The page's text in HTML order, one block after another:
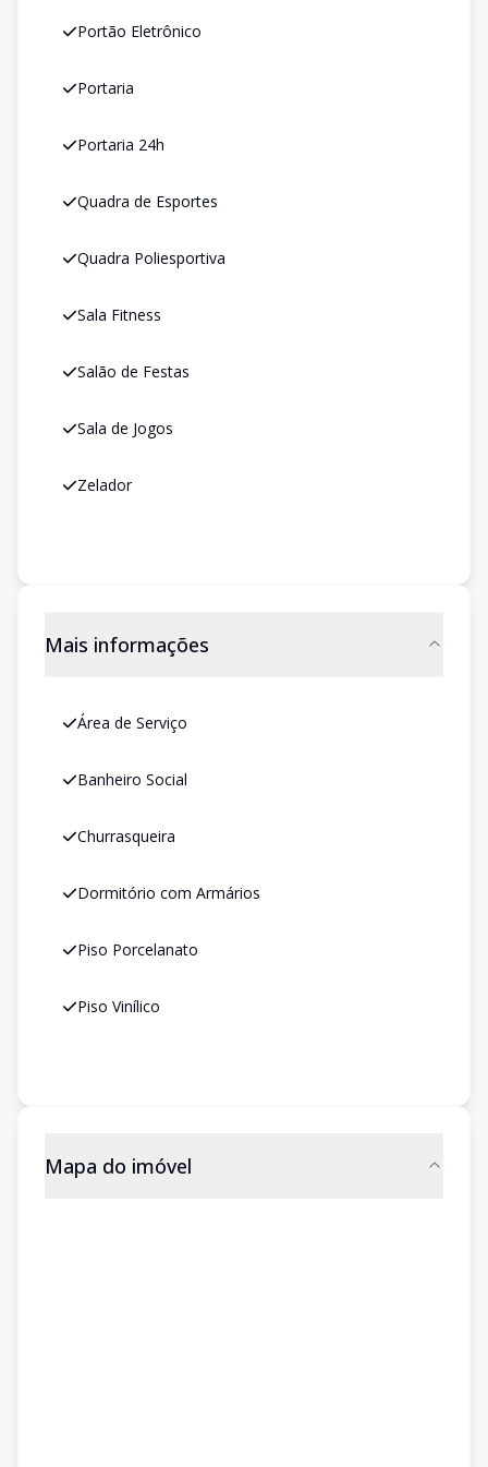
Portão Eletrônico
Portaria
Portaria 24h
Quadra de Esportes
Quadra Poliesportiva
Sala Fitness
Salão de Festas
Sala de Jogos
Zelador
Mais informações
Área de Serviço
Banheiro Social
Churrasqueira
Dormitório com Armários
Piso Porcelanato
Piso Vinílico
Mapa do imóvel